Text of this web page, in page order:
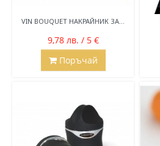
VIN BOUQUET НАКРАЙНИК ЗА...
9,78 лв. / 5 €
Поръчай